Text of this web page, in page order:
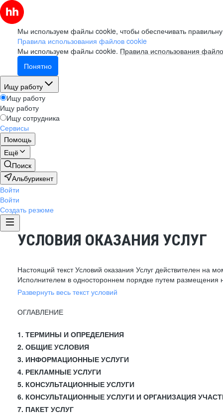
Мы используем файлы cookie, чтобы обеспечивать
Правила использования файлов cookie
Мы используем файлы cookie. Правила использования
Понятно
Ищу работу
Ищу работу
Ищу работу
Ищу сотрудника
Сервисы
Помощь
Ещё
Поиск
Альбурикент
Войти
Войти
Создать резюме
УСЛОВИЯ ОКАЗАНИЯ УСЛУГ
Настоящий текст Условий оказания Услуг действителен на
Исполнителем в одностороннем порядке путем размещения
Развернуть весь текст условий
ОГЛАВЛЕНИЕ
1. ТЕРМИНЫ И ОПРЕДЕЛЕНИЯ
2. ОБЩИЕ УСЛОВИЯ
3. ИНФОРМАЦИОННЫЕ УСЛУГИ
4. РЕКЛАМНЫЕ УСЛУГИ
5. КОНСУЛЬТАЦИОННЫЕ УСЛУГИ
6. КОНСУЛЬТАЦИОННЫЕ УСЛУГИ И ОРГАНИЗАЦИЯ
7. ПАКЕТ УСЛУГ